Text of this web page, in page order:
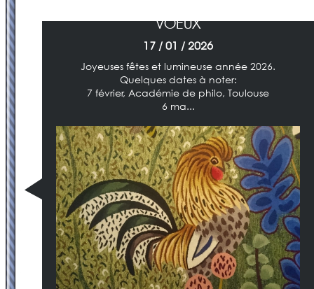
VOEUX
17 / 01 / 2026
Joyeuses fêtes et lumineuse année 2026.
Quelques dates à noter:
7 février, Académie de philo, Toulouse
6 ma...